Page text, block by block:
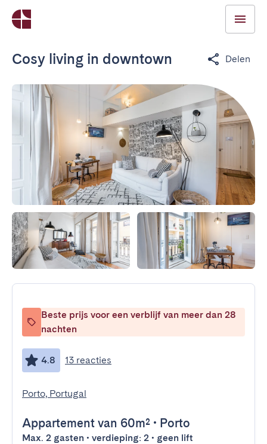
Cosy living in downtown Delen
Beste prijs voor een verblijf van meer dan 28
nachten
4.8 13 reacties
Porto, Portugal
Appartement van 60m² • Porto
Max. 2 gasten • verdieping: 2 • geen lift